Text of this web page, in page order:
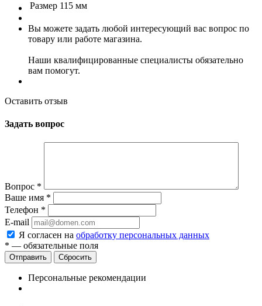
Размер 115 мм
Вы можете задать любой интересующий вас вопрос по
товару или работе магазина.
Наши квалифицированные специалисты обязательно
вам помогут.
Оставить отзыв
Задать вопрос
Вопрос *
Ваше имя *
Телефон *
E-mail
Я согласен на обработку персональных данных
* — обязательные поля
Сбросить
Персональные рекомендации